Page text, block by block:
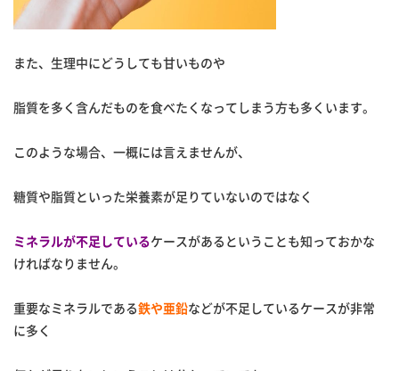
また、生理中にどうしても甘いものや
脂質を多く含んだものを食べたくなってしまう方も多くいます。
このような場合、一概には言えませんが、
糖質や脂質といった栄養素が足りていないのではなく
ミネラルが不足しているケースがあるということも知っておかな
ければなりません。
重要なミネラルである鉄や亜鉛などが不足しているケースが非常
に多く